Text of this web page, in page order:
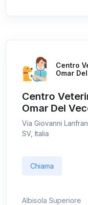
Centro
Omar
Centro
Omar Del
Via Giovanni
SV, Italia
Chiama
Albisola Superiore